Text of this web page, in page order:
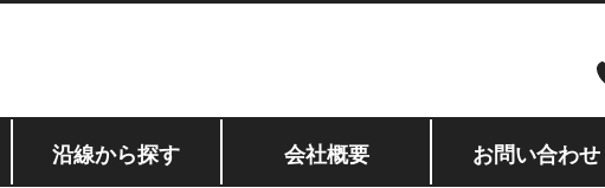
沿線から探す 会社概要 お問い合わせ